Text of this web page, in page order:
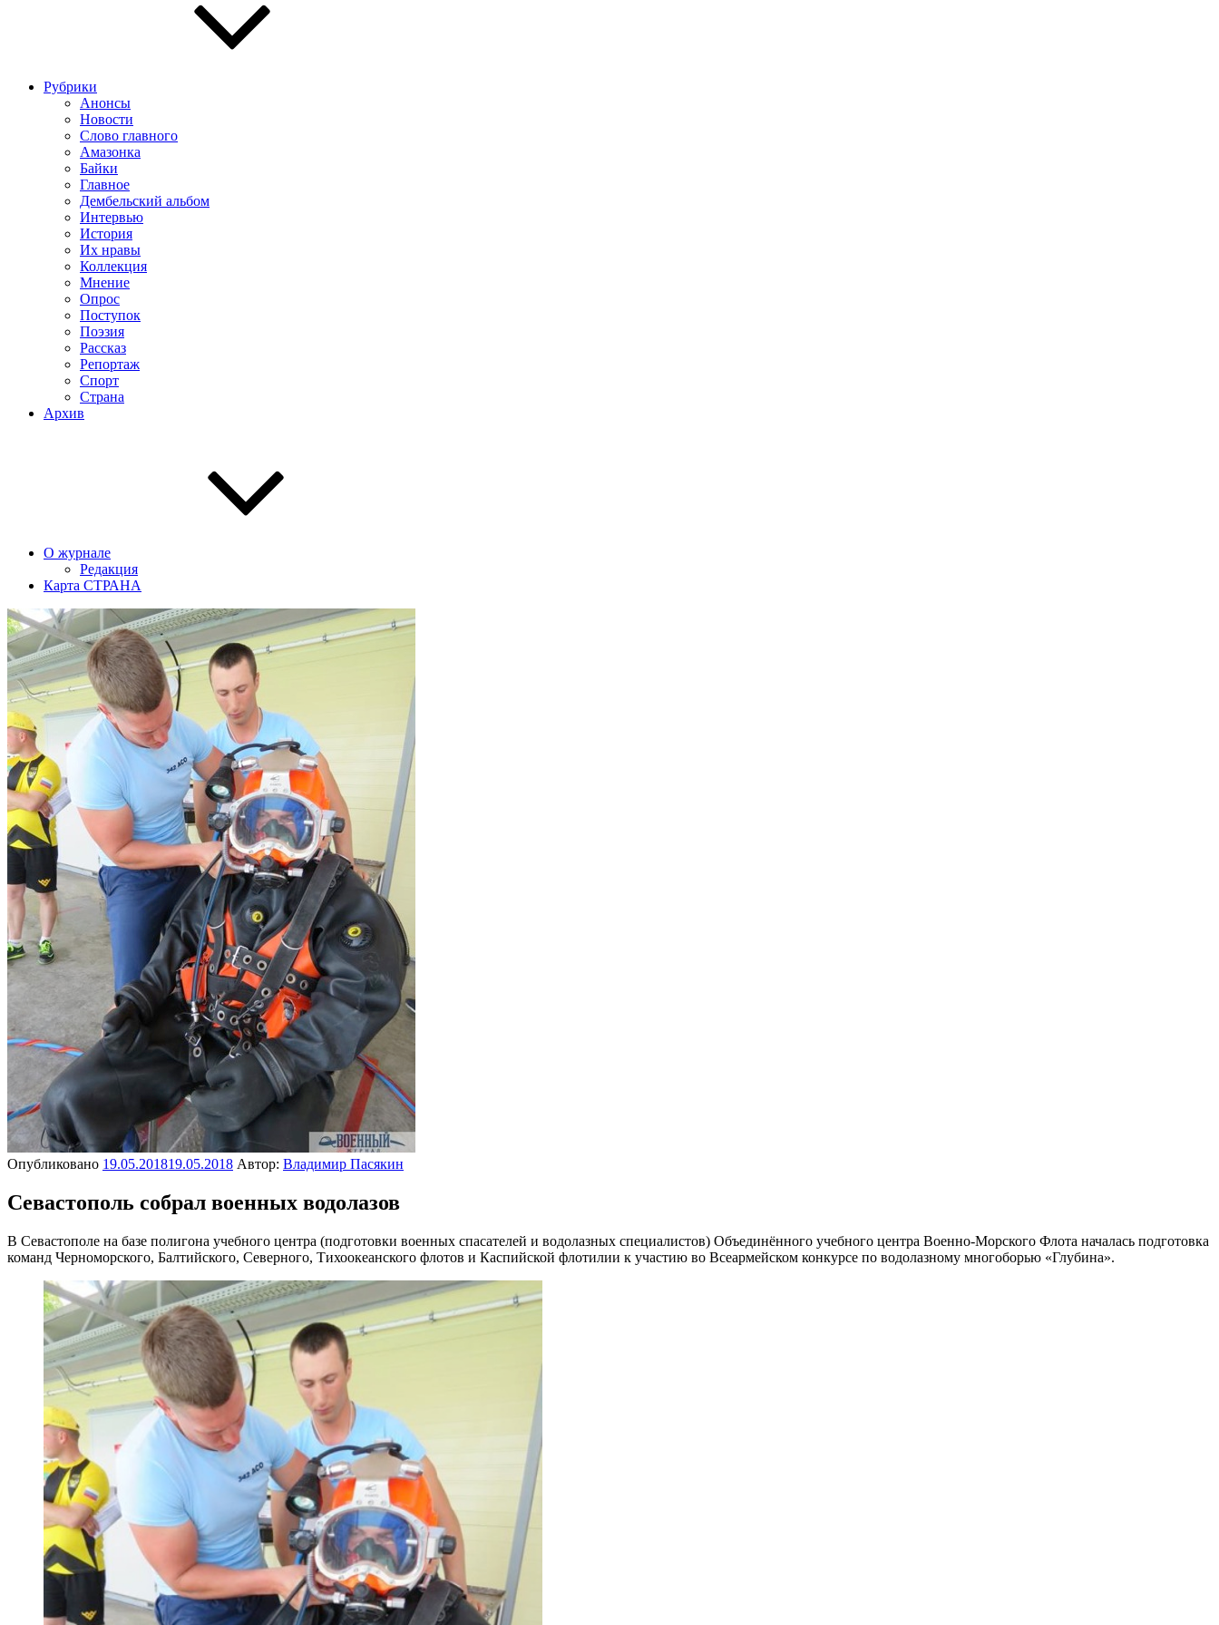
Рубрики
Анонсы
Новости
Слово главного
Амазонка
Байки
Главное
Дембельский альбом
Интервью
История
Их нравы
Коллекция
Мнение
Опрос
Поступок
Поэзия
Рассказ
Репортаж
Спорт
Страна
Архив
О журнале
Редакция
Карта СТРАНА
Опубликовано 19.05.201819.05.2018 Автор: Владимир Пасякин
Севастополь собрал военных водолазов
В Севастополе на базе полигона учебного центра (подготовки военных спасателей и водолазных специалистов) Объединённого учебного центра Военно-Морского Флота началась подготовка
команд Черноморского, Балтийского, Северного, Тихоокеанского флотов и Каспийской флотилии к участию во Всеармейском конкурсе по водолазному многоборью «Глубина».